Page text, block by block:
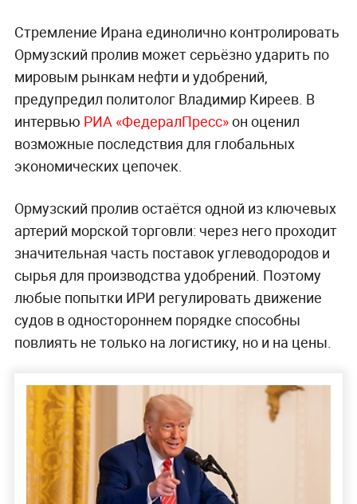
Стремление Ирана единолично контролировать
Ормузский пролив может серьёзно ударить по
мировым рынкам нефти и удобрений,
предупредил политолог Владимир Киреев. В
интервью РИА «ФедералПресс»он оценил
возможные последствия для глобальных
экономических цепочек.
Ормузский пролив остаётся одной из ключевых
артерий морской торговли: через него проходит
значительная часть поставок углеводородов и
сырья для производства удобрений. Поэтому
любые попытки ИРИ регулировать движение
судов в одностороннем порядке способны
повлиять не только на логистику, но и на цены.